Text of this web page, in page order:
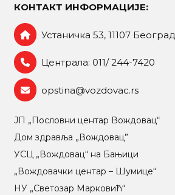
КОНТАКТ ИНФОРМАЦИЈЕ:
Устаничка 53, 11107 Београд
Централа: 011/ 244-7420
opstina@vozdovac.rs
ЈП „Пословни центар Вождовац“
Дом здравља „Вождовац”
УСЦ „Вождовац“ на Бањици
„Вождовачки центар – Шумице“
НУ „Светозар Марковић“